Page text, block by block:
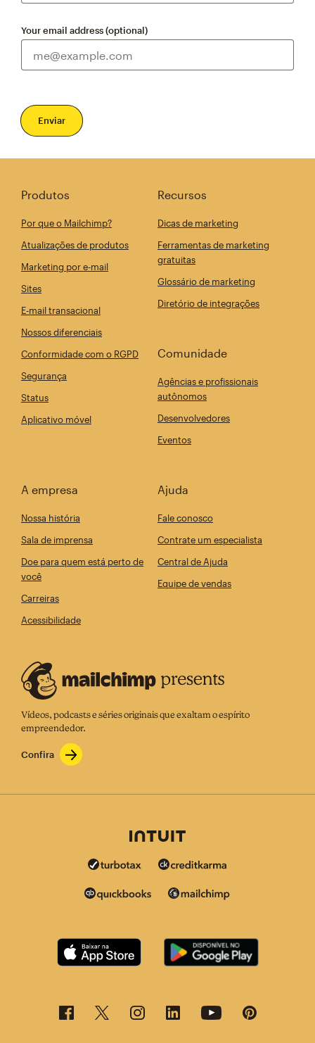
Your email address (optional)
Produtos
Por que o Mailchimp?
Atualizações de produtos
Marketing por e-mail
Sites
E-mail transacional
Nossos diferenciais
Conformidade com o RGPD
Segurança
Status
Aplicativo móvel
Recursos
Dicas de marketing
Ferramentas de marketing
gratuitas
Glossário de marketing
Diretório de integrações
Comunidade
Agências e profissionais
autônomos
Desenvolvedores
Eventos
A empresa
Nossa história
Sala de imprensa
Doe para quem está perto de
você
Carreiras
Acessibilidade
Ajuda
Fale conosco
Contrate um especialista
Central de Ajuda
Equipe de vendas
Vídeos, podcasts e séries originais que exaltam o espírito
empreendedor.
Confira